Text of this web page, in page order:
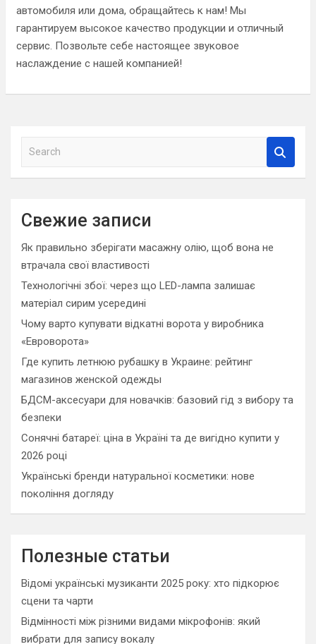
автомобиля или дома, обращайтесь к нам! Мы
гарантируем высокое качество продукции и отличный
сервис. Позвольте себе настоящее звуковое
наслаждение с нашей компанией!
a
c
Свежие записи
Як правильно зберігати масажну олію, щоб вона не
втрачала свої властивості
Технологічні збої: через що LED-лампа залишає
матеріал сирим усередині
Чому варто купувати відкатні ворота у виробника
«Евроворота»
Где купить летнюю рубашку в Украине: рейтинг
магазинов женской одежды
БДСМ-аксесуари для новачків: базовий гід з вибору та
безпеки
Сонячні батареї: ціна в Україні та де вигідно купити у
2026 році
Українські бренди натуральної косметики: нове
покоління догляду
Полезные статьи
Відомі українські музиканти 2025 року: хто підкорює
сцени та чарти
Відмінності між різними видами мікрофонів: який
вибрати для запису вокалу